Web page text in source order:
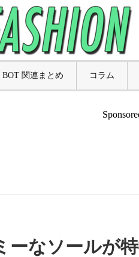
BOT 関連まとめ コラム
ーなソールが